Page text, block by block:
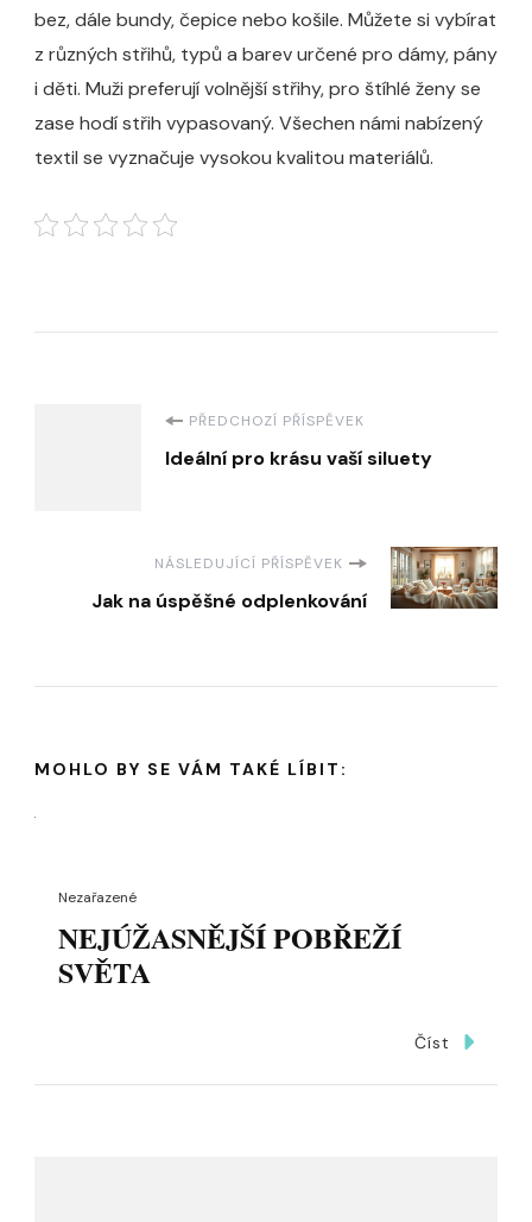
bez, dále bundy, čepice nebo košile. Můžete si vybírat
z různých střihů, typů a barev určené pro dámy, pány
i děti. Muži preferují volnější střihy, pro štíhlé ženy se
zase hodí střih vypasovaný. Všechen námi nabízený
textil se vyznačuje vysokou kvalitou materiálů.
NavigacePŘEDCHOZÍ PŘÍSPĚVEK
Ideální pro krásu vaší siluety
NÁSLEDUJÍCÍ PŘÍSPĚVEK
Jak na úspěšné odplenkování
MOHLO BY SE VÁM TAKÉ LÍBIT:
Nezařazené
NEJÚŽASNĚJŠÍ POBŘEŽÍ
SVĚTA
Číst